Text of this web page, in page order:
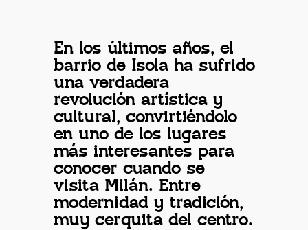
En los últimos años, el
barrio de Isola ha sufrido
una verdadera
revolución artística y
cultural, convirtiéndolo
en uno de los lugares
más interesantes para
conocer cuando se
visita Milán. Entre
modernidad y tradición,
muy cerquita del centro.